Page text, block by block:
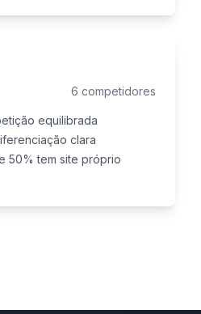
6 competidores
equilibrada
clara
50% tem site próprio